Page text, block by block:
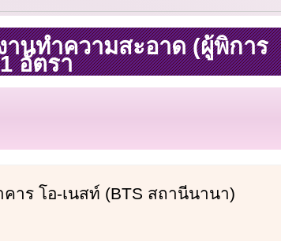
นทำความสะอาด (ผู้พิการ
อัตรา
ร โอ-เนสท์ (BTS สถานีนานา)